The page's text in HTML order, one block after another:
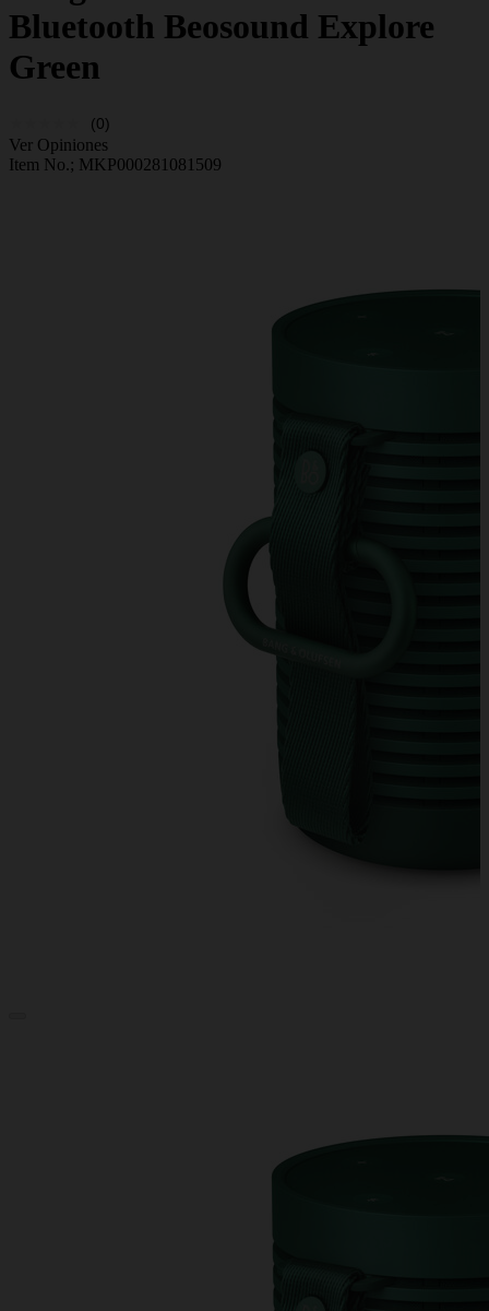
Bluetooth Beosound Explore
Green
(0)
Ver Opiniones
Item No.; MKP000281081509